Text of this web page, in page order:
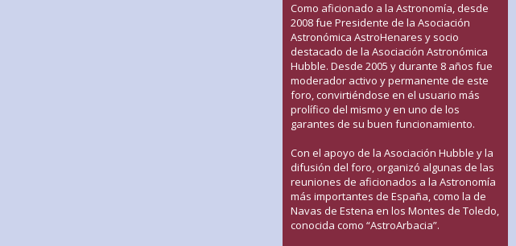
Como aficionado a la Astronomía, desde
2008 fue Presidente de la Asociación
Astronómica AstroHenares y socio
destacado de la Asociación Astronómica
Hubble. Desde 2005 y durante 8 años fue
moderador activo y permanente de este
foro, convirtiéndose en el usuario más
prolífico del mismo y en uno de los
garantes de su buen funcionamiento.
Con el apoyo de la Asociación Hubble y la
difusión del foro, organizó algunas de las
reuniones de aficionados a la Astronomía
más importantes de España, como la de
Navas de Estena en los Montes de Toledo,
conocida como “AstroArbacia”.